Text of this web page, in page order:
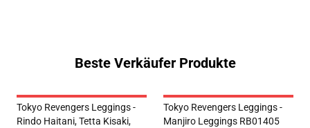
Beste Verkäufer Produkte
Tokyo Revengers Leggings -
Rindo Haitani, Tetta Kisaki,
Tokyo Revengers Leggings -
Manjiro Leggings RB01405